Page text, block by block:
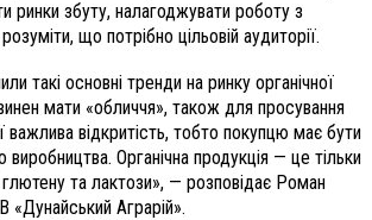
ринки збуту, налагоджувати роботу з
що потрібно цільовій аудиторії.
такі основні тренди на ринку органічної
мати «обличчя», також для просування
важлива відкритість, тобто покупцю має бути
виробництва. Органічна продукція — це тільки
глютену та лактози», — розповідає Роман
«Дунайський Аграрій».